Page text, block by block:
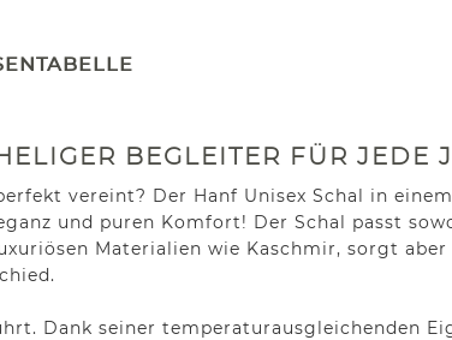
BEGLEITER FÜR JEDE
vereint? Der Hanf Unisex Schal in
und puren Komfort! Der Schal passt
Materialien wie Kaschmir, sorgt
Dank seiner temperaturausgleichenden